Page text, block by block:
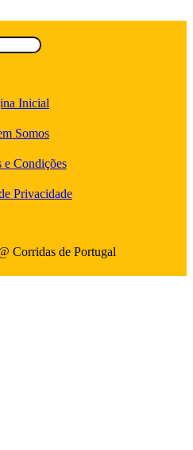
Inicial
Somos
e Condições
Privacidade
Corridas de Portugal